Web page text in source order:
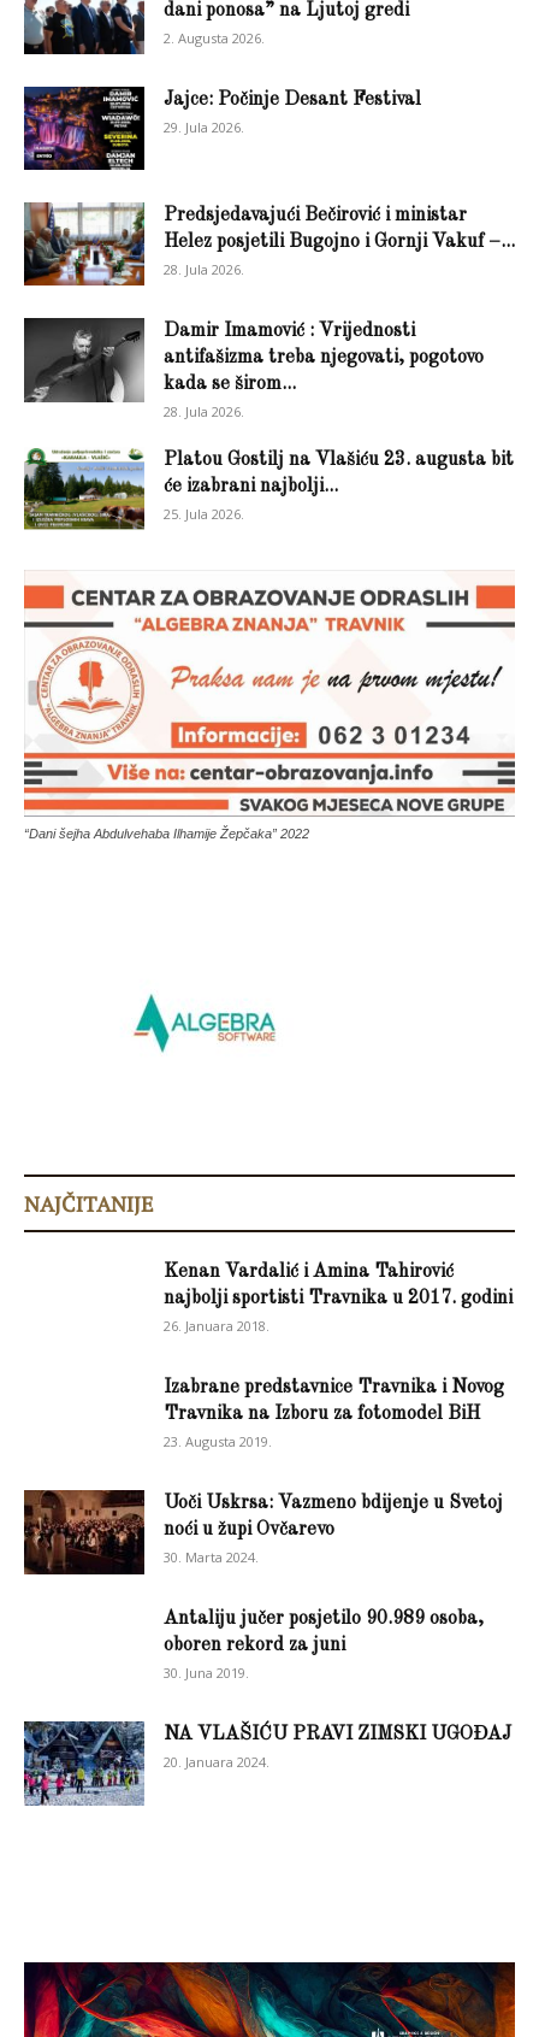
dani ponosa” na Ljutoj gredi
2. Augusta 2026.
Jajce: Počinje Desant Festival
29. Jula 2026.
Predsjedavajući Bečirović i ministar
Helez posjetili Bugojno i Gornji Vakuf –...
28. Jula 2026.
Damir Imamović : Vrijednosti
antifašizma treba njegovati, pogotovo
kada se širom...
28. Jula 2026.
Platou Gostilj na Vlašiću 23. augusta bit
će izabrani najbolji...
25. Jula 2026.
“Dani šejha Abdulvehaba Ilhamije Žepčaka” 2022
NAJČITANIJE
Kenan Vardalić i Amina Tahirović
najbolji sportisti Travnika u 2017. godini
26. Januara 2018.
Izabrane predstavnice Travnika i Novog
Travnika na Izboru za fotomodel BiH
23. Augusta 2019.
Uoči Uskrsa: Vazmeno bdijenje u Svetoj
noći u župi Ovčarevo
30. Marta 2024.
Antaliju jučer posjetilo 90.989 osoba,
oboren rekord za juni
30. Juna 2019.
NA VLAŠIĆU PRAVI ZIMSKI UGOĐAJ
20. Januara 2024.